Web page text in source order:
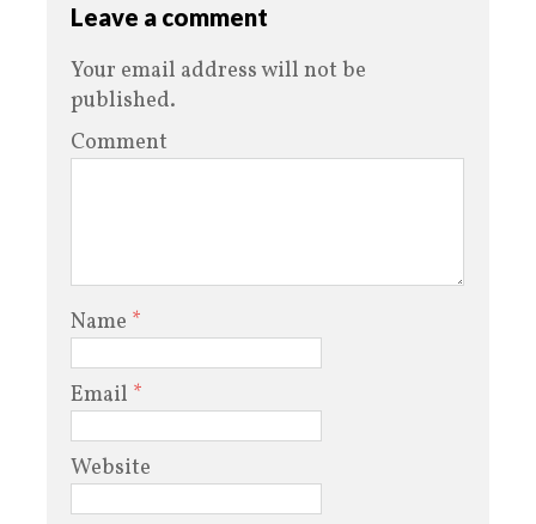
Leave a comment
Your email address will not be
published.
Comment
Name *
Email *
Website